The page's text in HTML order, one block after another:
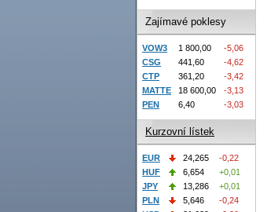
Zajímavé poklesy
VOW3 1 800,00
-5,06
CSG
441,60
-4,62
CTP
361,20
-3,42
MATTE
18 600,00
-3,13
PEN
6,40 -3,03
Kurzovní lístek
EUR 24,265
-0,22
HUF
6,654
+0,01
JPY
13,286
+0,01
PLN
5,646
-0,24